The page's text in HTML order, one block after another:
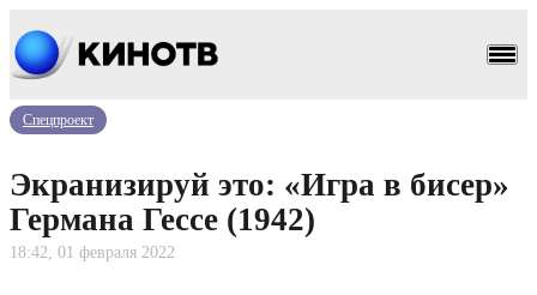
Спецпроект
Экранизируй это: «Игра в бисер»
Германа Гессе (1942)
18:42, 01 февраля 2022